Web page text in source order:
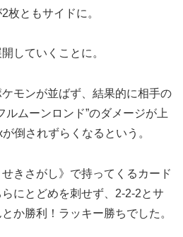
枚ともサイドに。
していくことに。
モンが並ばず、結果的に相手の
ルムーンロンド”のダメージが上
倒されずらくなるという。
きさがし》で持ってくるカード
にとどめを刺せず、2-2-2とサ
か勝利！ラッキー勝ちでした。